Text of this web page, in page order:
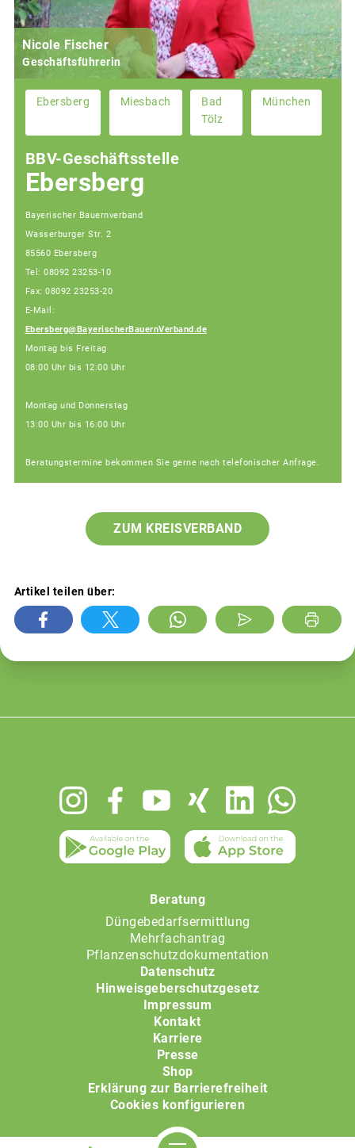
Nicole Fischer
Geschäftsführerin
Ebersberg Miesbach
Bad
Tölz
München
BBV-Geschäftsstelle
Ebersberg
Bayerischer Bauernverband
Wasserburger Str. 2
85560 Ebersberg
Tel: 08092 23253-10
Fax: 08092 23253-20
E-Mail:
Ebersberg@BayerischerBauernVerband.de
Montag bis Freitag
08:00 Uhr bis 12:00 Uhr
Montag und Donnerstag
13:00 Uhr bis 16:00 Uhr
Beratungstermine bekommen Sie gerne nach telefonischer Anfrage.
ZUM KREISVERBAND
Artikel teilen über:
Beratung
Düngebedarfsermittlung
Mehrfachantrag
Pflanzenschutzdokumentation
Datenschutz
Hinweisgeberschutzgesetz
Impressum
Kontakt
Karriere
Presse
Shop
Erklärung zur Barrierefreiheit
Cookies konfigurieren